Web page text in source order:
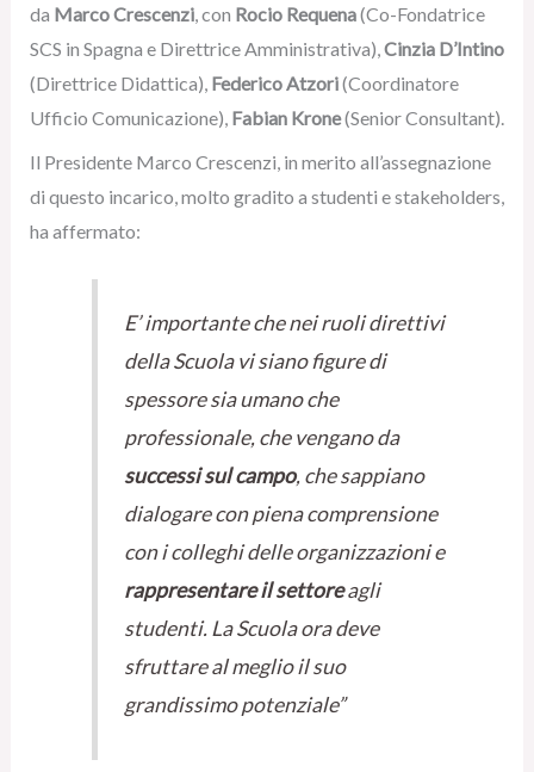
da Marco Crescenzi, con Rocio Requena(Co-Fondatrice
SCS in Spagna e Direttrice Amministrativa), Cinzia D’Intino
(Direttrice Didattica), Federico Atzori(Coordinatore
Ufficio Comunicazione), Fabian Krone(Senior Consultant).
Il Presidente Marco Crescenzi, in merito all’assegnazione
di questo incarico, molto gradito a studenti e stakeholders,
ha affermato:
E’ importante che nei ruoli direttivi
della Scuola vi siano figure di
spessore sia umano che
professionale, che vengano da
successi sul campo, che sappiano
dialogare con piena comprensione
con i colleghi delle organizzazioni e
rappresentare il settoreagli
studenti. La Scuola ora deve
sfruttare al meglio il suo
grandissimo potenziale”